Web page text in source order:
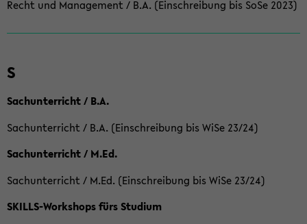
Recht und Management / B.A. (Einschreibung bis SoSe 2023)
S
Sachunterricht / B.A.
Sachunterricht / B.A. (Einschreibung bis WiSe 23/24)
Sachunterricht / M.Ed.
Sachunterricht / M.Ed. (Einschreibung bis WiSe 23/24)
SKILLS-Workshops fürs Studium